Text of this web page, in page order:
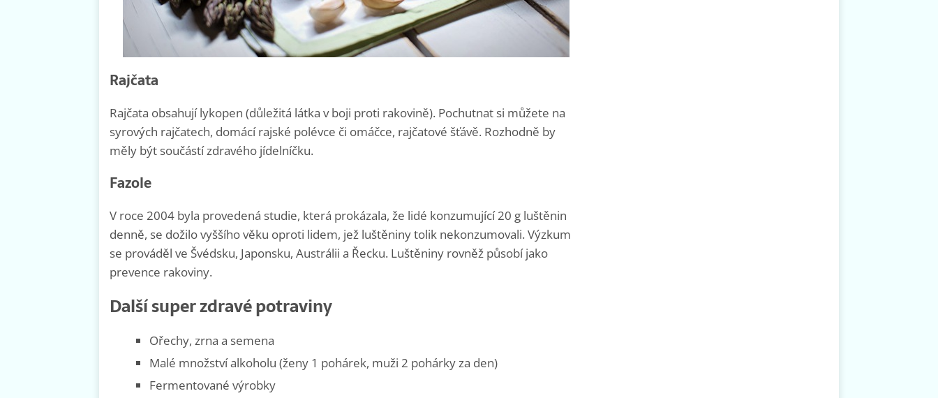
Rajčata
Rajčata obsahují lykopen (důležitá látka v boji proti rakovině). Pochutnat si můžete na
syrových rajčatech, domácí rajské polévce či omáčce, rajčatové šťávě. Rozhodně by
měly být součástí zdravého jídelníčku.
Fazole
V roce 2004 byla provedená studie, která prokázala, že lidé konzumující 20 g luštěnin
denně, se dožilo vyššího věku oproti lidem, jež luštěniny tolik nekonzumovali. Výzkum
se prováděl ve Švédsku, Japonsku, Austrálii a Řecku. Luštěniny rovněž působí jako
prevence rakoviny.
Další super zdravé potraviny
Ořechy, zrna a semena
Malé množství alkoholu (ženy 1 pohárek, muži 2 pohárky za den)
Fermentované výrobky